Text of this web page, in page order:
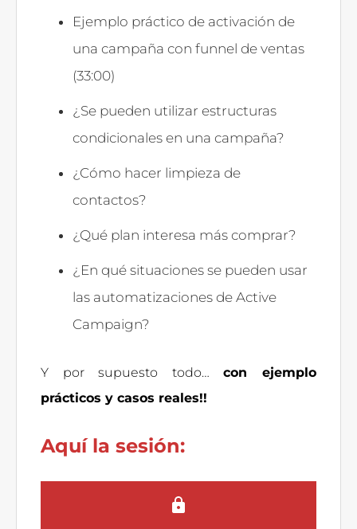
Ejemplo práctico de activación de
una campaña con funnel de ventas
(33:00)
¿Se pueden utilizar estructuras
condicionales en una campaña?
¿Cómo hacer limpieza de
contactos?
¿Qué plan interesa más comprar?
¿En qué situaciones se pueden usar
las automatizaciones de Active
Campaign?
Y por supuesto todo…con ejemplo
prácticos y casos reales!!
Aquí la sesión: